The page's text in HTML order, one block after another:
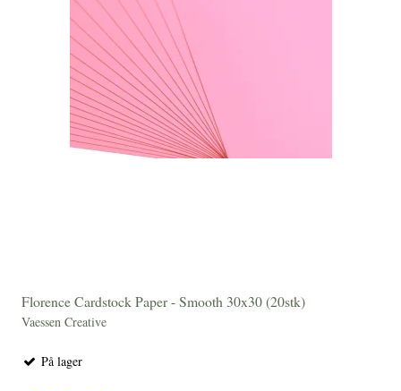
Florence Cardstock Paper - Smooth 30x30 (20stk)
Vaessen Creative
På lager